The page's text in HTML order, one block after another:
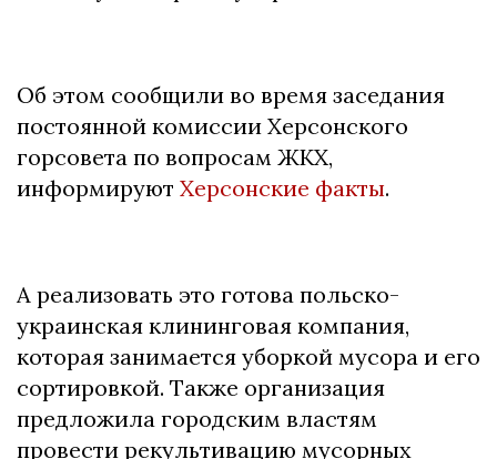
Об этом сообщили во время заседания
постоянной комиссии Херсонского
горсовета по вопросам ЖКХ,
информируют Херсонские факты.
А реализовать это готова польско-
украинская клининговая компания,
которая занимается уборкой мусора и его
сортировкой. Также организация
предложила городским властям
провести рекультивацию мусорных